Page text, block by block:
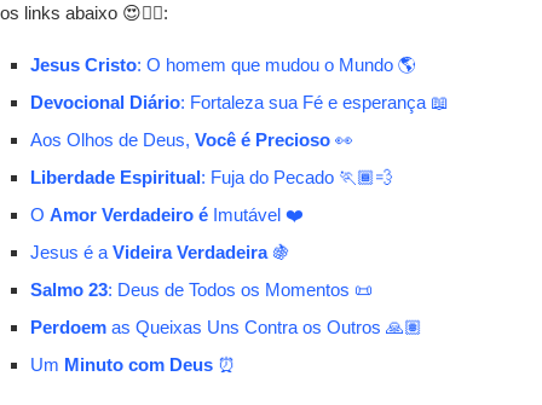
os links abaixo 😍👇🏾:
Jesus Cristo: O homem que mudou o Mundo 🌎
Devocional Diário: Fortaleza sua Fé e esperança 📖
Aos Olhos de Deus, Você é Precioso 👀
Liberdade Espiritual : Fuja do Pecado 🏃🏾💨
O Amor Verdadeiro é Imutável ❤️
Jesus é aVideira Verdadeira🍇
Salmo 23: Deus de Todos os Momentos 📜
Perdoem as Queixas Uns Contra os Outros 🙏🏽
Um Minuto com Deus ⏰